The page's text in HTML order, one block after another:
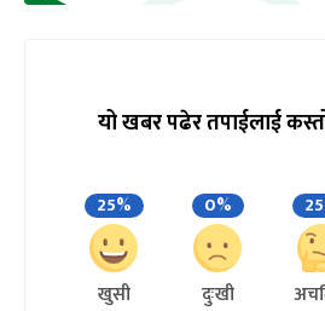
यो खबर पढेर तपाईलाई
25%
खुसी
0%
दुःखी